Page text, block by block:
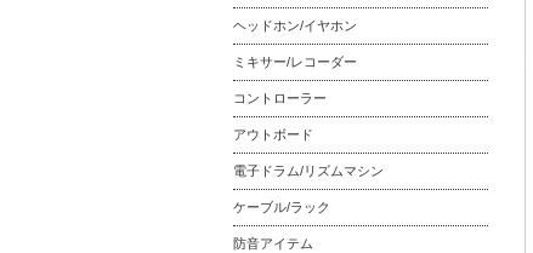
ヘッドホン/イヤホン
ミキサー/レコーダー
コントローラー
アウトボード
電子ドラム/リズムマシン
ケーブル/ラック
防音アイテム